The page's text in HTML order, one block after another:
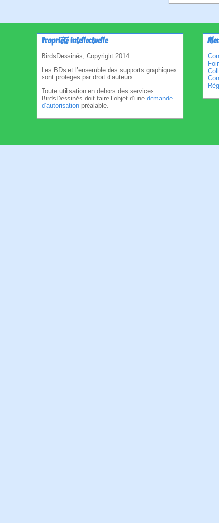
Propriété intellectuelle
BirdsDessinés, Copyright 2014
Les BDs et l’ensemble des supports graphiques
sont protégés par droit d’auteurs.
Toute utilisation en dehors des services
BirdsDessinés doit faire l’objet d’une demande
d’autorisation préalable.